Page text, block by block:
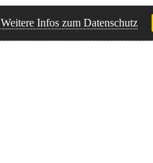
Weitere Infos zum Datenschutz